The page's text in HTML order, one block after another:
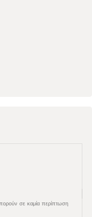
σε καμία περίπτωση